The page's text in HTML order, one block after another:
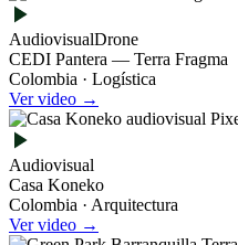
AudiovisualDrone
CEDI Pantera — Terra Fragma
Colombia · Logística
Ver video →
Audiovisual
Casa Koneko
Colombia · Arquitectura
Ver video →